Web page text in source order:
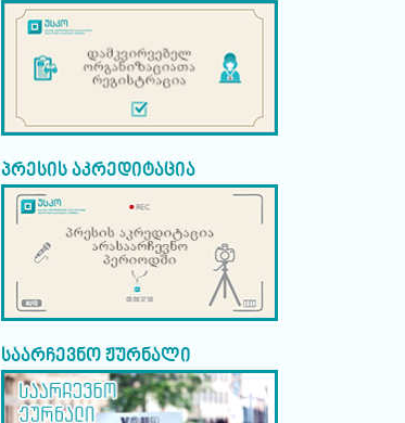
პრესის აკრედიტაცია
საარჩევნო ჟურნალი